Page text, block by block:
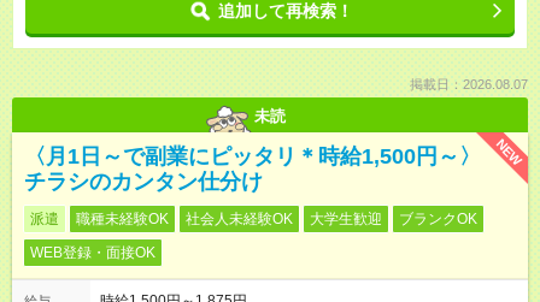
追加して再検索！
掲載日：2026.08.07
未読
NEW
〈月1日～で副業にピッタリ＊時給1,500円～〉
チラシのカンタン仕分け
派遣 職種未経験OK 社会人未経験OK 大学生歓迎
ブランクOK
WEB登録・面接OK